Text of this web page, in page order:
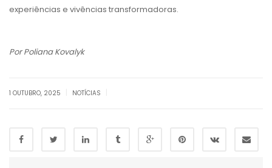
experiências e vivências transformadoras.
Por Poliana Kovalyk
1 OUTUBRO, 2025 NOTÍCIAS